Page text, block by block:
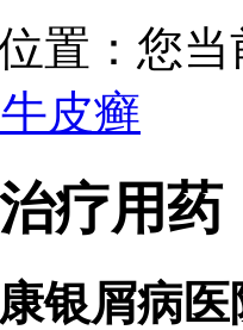
置：您
皮癣
疗用药
银屑病